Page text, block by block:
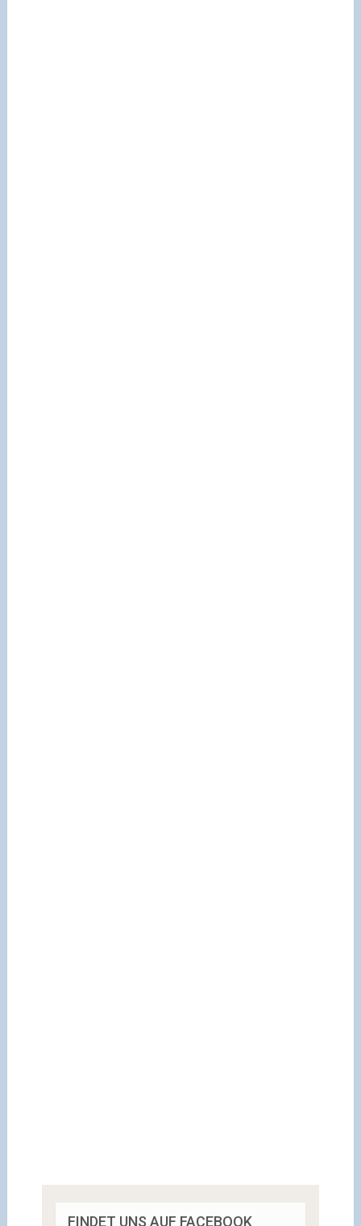
FINDET UNS AUF FACEBOOK